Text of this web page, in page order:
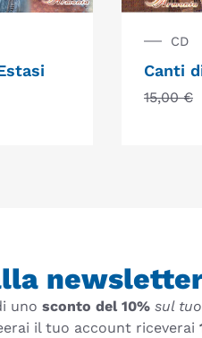
CD
Canti
15,00€
uno sconto del 10% sul
il tuo account riceverai